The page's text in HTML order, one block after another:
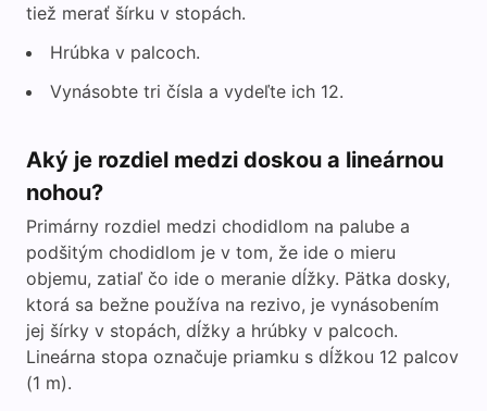
tiež merať šírku v stopách.
Hrúbka v palcoch.
Vynásobte tri čísla a vydeľte ich 12.
Aký je rozdiel medzi doskou a lineárnou
nohou?
Primárny rozdiel medzi chodidlom na palube a
podšitým chodidlom je v tom, že ide o mieru
objemu, zatiaľ čo ide o meranie dĺžky. Pätka dosky,
ktorá sa bežne používa na rezivo, je vynásobením
jej šírky v stopách, dĺžky a hrúbky v palcoch.
Lineárna stopa označuje priamku s dĺžkou 12 palcov
(1 m).